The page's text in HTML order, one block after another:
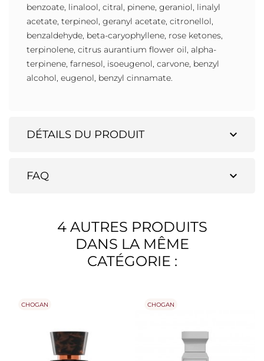
benzoate, linalool, citral, pinene, geraniol, linalyl
acetate, terpineol, geranyl acetate, citronellol,
benzaldehyde, beta-caryophyllene, rose ketones,
terpinolene, citrus aurantium flower oil, alpha-
terpinene, farnesol, isoeugenol, carvone, benzyl
alcohol, eugenol, benzyl cinnamate.
expand_more
DÉTAILS DU PRODUIT
expand_more
FAQ
4 AUTRES PRODUITS
DANS LA MÊME
CATÉGORIE :
CHOGAN CHOGAN